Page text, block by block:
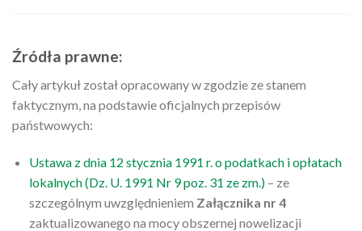
Źródła prawne:
Cały artykuł został opracowany w zgodzie ze stanem
faktycznym, na podstawie oficjalnych przepisów
państwowych:
Ustawa z dnia 12 stycznia 1991 r. o podatkach i opłatach
lokalnych (Dz. U. 1991 Nr 9 poz. 31 ze zm.)– ze
szczególnym uwzględnieniem Załącznika nr 4
zaktualizowanego na mocy obszernej nowelizacji